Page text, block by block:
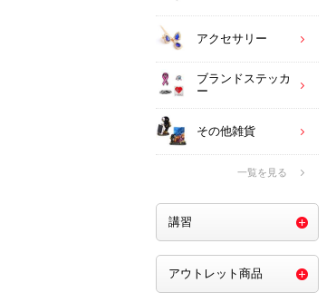
アクセサリー
ブランドステッカ
ー
その他雑貨
一覧を見る
講習
アウトレット商品